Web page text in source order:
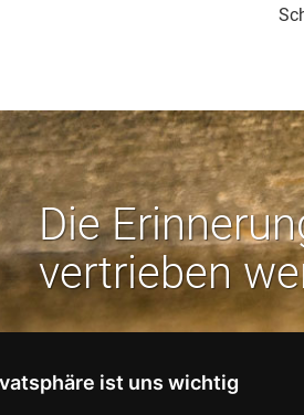
ist uns wichtig
Die
vertrieben